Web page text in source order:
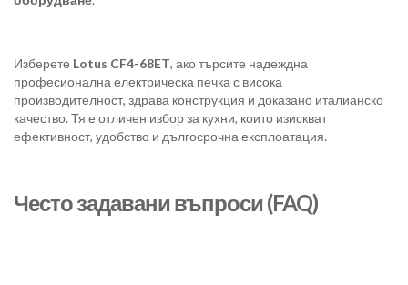
Изберете Lotus CF4-68ET, ако търсите надеждна
професионална електрическа печка с висока
производителност, здрава конструкция и доказано италианско
качество. Тя е отличен избор за кухни, които изискват
ефективност, удобство и дългосрочна експлоатация.
Често задавани въпроси (FAQ)